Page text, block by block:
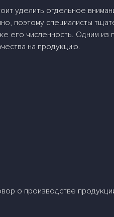
уделить отдельное
поэтому специалисты
его численность. Одним из
на продукцию.
о производстве